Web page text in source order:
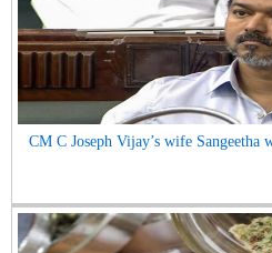
CM C Joseph Vijay’s wife